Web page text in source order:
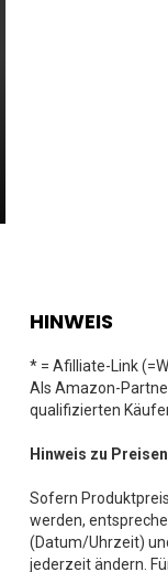
HINWEIS
* = Afilliate-Link
Als Amazon-
qualifizierten
Hinweis zu
Sofern
werden,
(Datum/Uhrzeit)
jederzeit ändern.